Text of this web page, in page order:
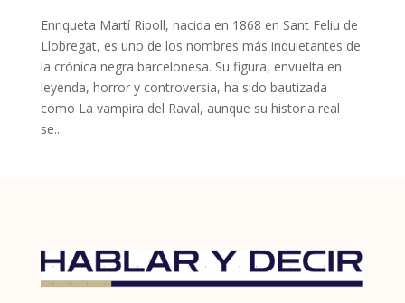
Enriqueta Martí Ripoll, nacida en 1868 en Sant Feliu de
Llobregat, es uno de los nombres más inquietantes de
la crónica negra barcelonesa. Su figura, envuelta en
leyenda, horror y controversia, ha sido bautizada
como La vampira del Raval, aunque su historia real
se...